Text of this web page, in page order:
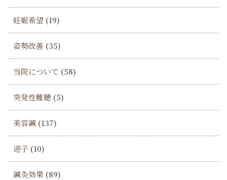
妊娠希望 (19)
姿勢改善 (35)
当院について (58)
突発性難聴 (5)
美容鍼 (137)
逆子 (10)
鍼灸効果 (89)